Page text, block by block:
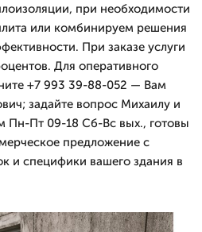
при необходимости
или комбинируем решения
При заказе услуги
Для оперативного
+7 993 39-88-052 — Вам
задайте вопрос Михаилу и
Пн-Пт 09-18 Сб-Вс вых., готовы
предложение с
и специфики вашего здания в